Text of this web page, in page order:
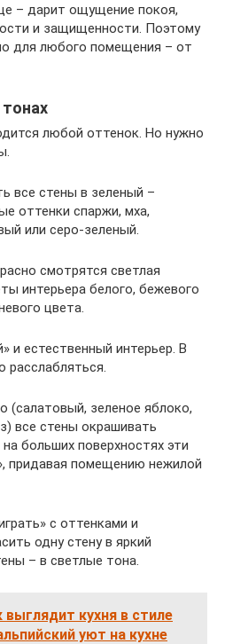
– дарит ощущение покоя,
и защищенности. Поэтому
для любого помещения – от
любой оттенок. Но нужно
все стены в зеленый –
оттенки спаржи, мха,
или серо-зеленый.
смотрятся светлая
интерьера белого, бежевого
цвета.
и естественный интерьер. В
расслабляться.
(салатовый, зеленое яблоко,
все стены окрашивать
больших поверхностях эти
придавая помещению нежилой
с оттенками и
одну стену в яркий
– в светлые тона.
выглядит кухня в стиле
уют на кухне